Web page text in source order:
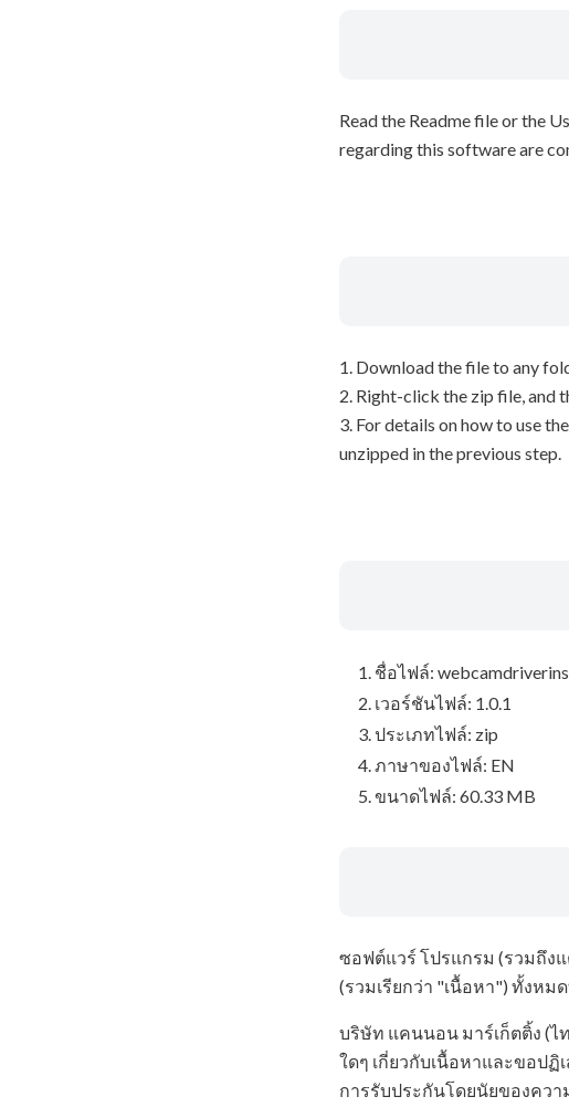
Read the Readme file or the
regarding this software are
1. Download the file to any
2. Right-click the zip file, and
3. For details on how to use
unzipped in the previous step.
ชื่อไฟล์:
เวอร์ชันไฟล์: 1.0.1
ประเภทไฟล์: zip
ภาษาของไฟล์: EN
ขนาดไฟล์: 60.33 MB
ซอฟต์แวร์ โปรแกรม (รวมถึง
(รวมเรียกว่า "เนื้อหา") ทั้งห
บริษัท แคนนอน มาร์เก็ตติ้ง (
ใดๆ เกี่ยวกับเนื้อหาและขอป
การรับประกันโดยนัยของคว